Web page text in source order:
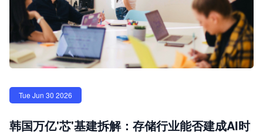
Tue Jun 30 2026
韩国万亿'芯'基建拆解：存储行业能否建成AI时